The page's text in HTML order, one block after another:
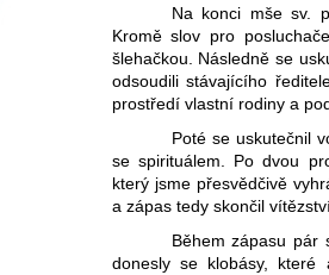
Na konci mše sv. promluvil loučící se ředitel Ing. Vít Mičánek.
Kromě slov pro
šlehačkou. Následně se
odsoudili stávajícího
prostředí vlastní rodiny a
Poté se uskutečnil volejbalový zápas studentů proti vychovatelům
se spirituálem. Po dvou
který jsme přesvědčivě
a zápas tedy skončil
Během zápasu pár studentů zažehlo a udržovalo oheň v „krbu“,
donesly se klobásy,